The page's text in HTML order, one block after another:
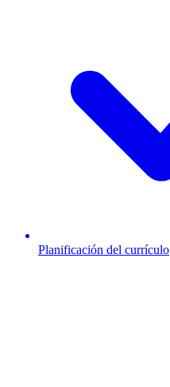
Planificación del currículo